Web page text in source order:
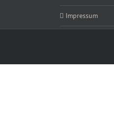
Impressum